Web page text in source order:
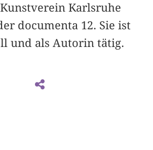
Karlsruhe
documenta 12. Sie ist
und als Autorin tätig.